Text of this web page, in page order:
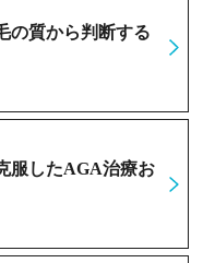
の質から判断する
服したAGA治療お